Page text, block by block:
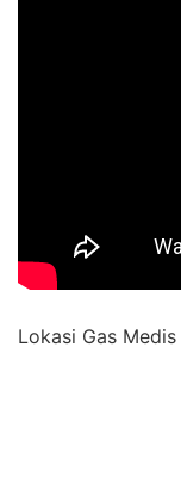
Lokasi Gas